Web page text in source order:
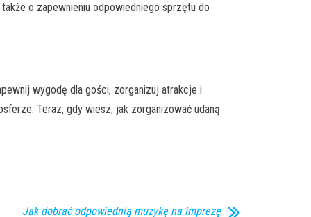
o zapewnieniu odpowiedniego sprzętu do
wygodę dla gości, zorganizuj atrakcje i
Teraz, gdy wiesz, jak zorganizować udaną
Jak dobrać odpowiednią muzykę na imprezę